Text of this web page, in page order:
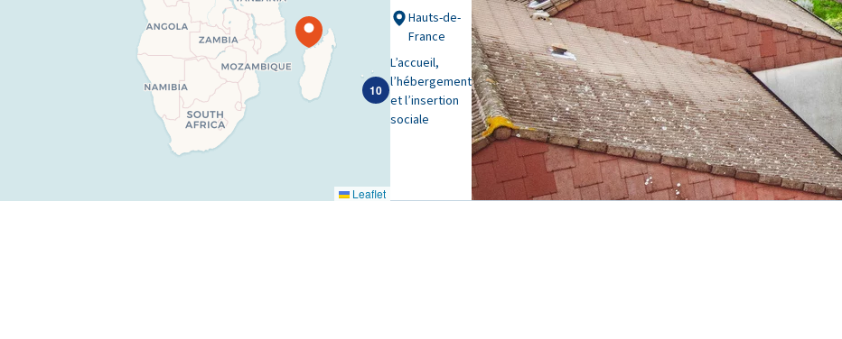
10
Leaflet
Hauts-de-
France
L’accueil,
l’hébergement
et l’insertion
sociale